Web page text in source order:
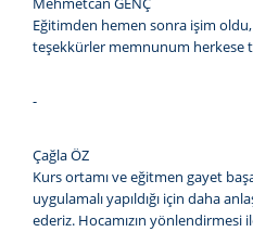
Eğitimden hemen sonra işim
teşekkürler memnunum herkese
-
Çağla ÖZ
Kurs ortamı ve eğitmen gayet
uygulamalı yapıldığı için daha
ederiz. Hocamızın yönlendirmesi